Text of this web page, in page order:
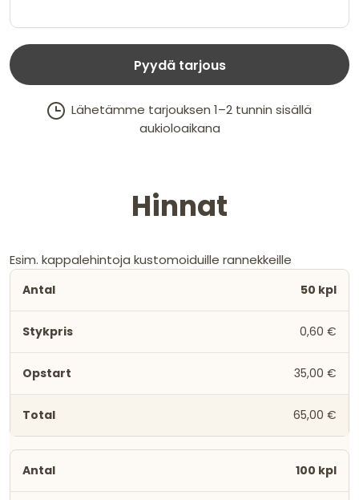
Pyydä tarjous
Lähetämme tarjouksen 1–2 tunnin sisällä
aukioloaikana
Hinnat
Esim. kappalehintoja kustomoiduille rannekkeille
50 kpl
0,60 €
35,00 €
65,00 €
100 kpl